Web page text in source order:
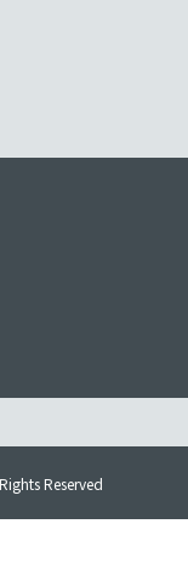
Reserved